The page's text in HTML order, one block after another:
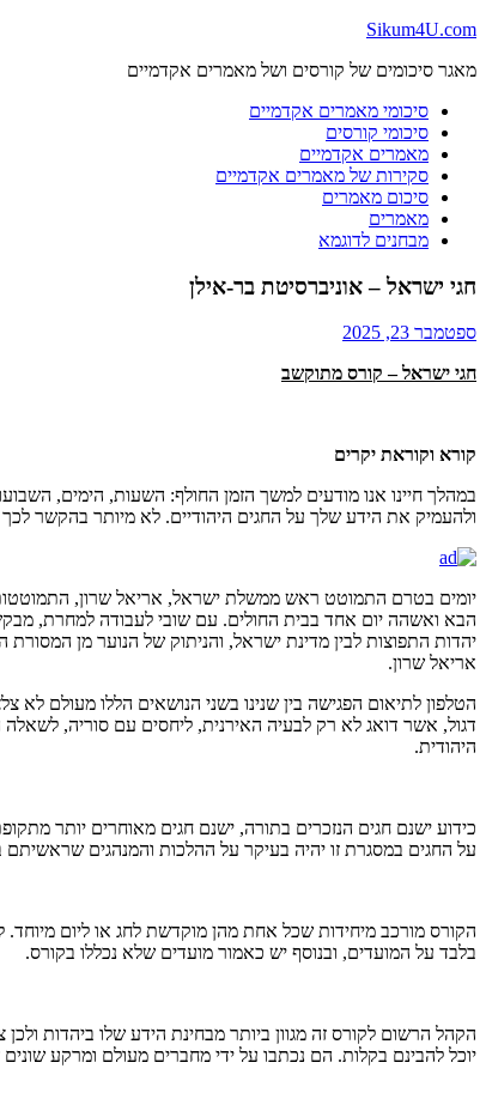
Skip
content
Sikum4U.com
מאגר סיכומים של קורסים ושל מאמרים אקדמיים
סיכומי מאמרים אקדמיים
סיכומי קורסים
מאמרים אקדמיים
סקירות של מאמרים אקדמיים
סיכום מאמרים
מאמרים
מבחנים לדוגמא
חגי ישראל – אוניברסיטת בר-אילן
ספטמבר 23, 2025
חגי ישראל – קורס מתוקשב
קורא וקוראת יקרים
במהלך חיינו אנו מודעים למשך הזמן החולף: השעות, הימים,
ולהעמיק את הידע שלך על החגים היהודיים. לא מיותר בהקשר
יומים בטרם התמוטט ראש ממשלת ישראל, אריאל שרון,
הבא ואשהה יום אחד בבית החולים. עם שובי לעבודה למחרת, מבקש
יהדות התפוצות לבין מדינת ישראל, והניתוק של הנוער מן המסורת
אריאל שרון.
הטלפון לתיאום הפגישה בין שנינו בשני הנושאים הללו מעולם
דגול, אשר דואג לא רק לבעיה האירנית, ליחסים עם סוריה,
היהודית.
כידוע ישנם חגים הנזכרים בתורה, ישנם חגים מאוחרים יותר
על החגים במסגרת זו יהיה בעיקר על ההלכות והמנהגים
הקורס מורכב מיחידות שכל אחת מהן מוקדשת לחג או ליום
בלבד על המועדים, ובנוסף יש כאמור מועדים שלא נכללו בקורס.
הקהל הרשום לקורס זה מגוון ביותר מבחינת הידע שלו ביהדות
יוכל להבינם בקלות. הם נכתבו על ידי מחברים מעולם ומרקע